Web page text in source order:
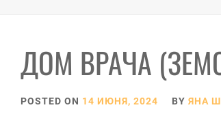
ДОМ ВРАЧА
POSTED ON 14 ИЮНЯ, 2024 BY ЯНА